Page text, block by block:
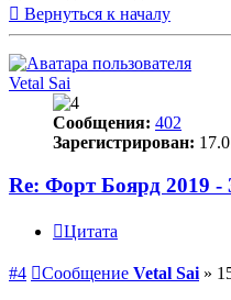
Вернуться к началу
Vetal Sai
Сообщения: 402
Зарегистрирован:
Re: Форт Боярд 2019 -
Цитата
#4 Сообщение Vetal Sai »